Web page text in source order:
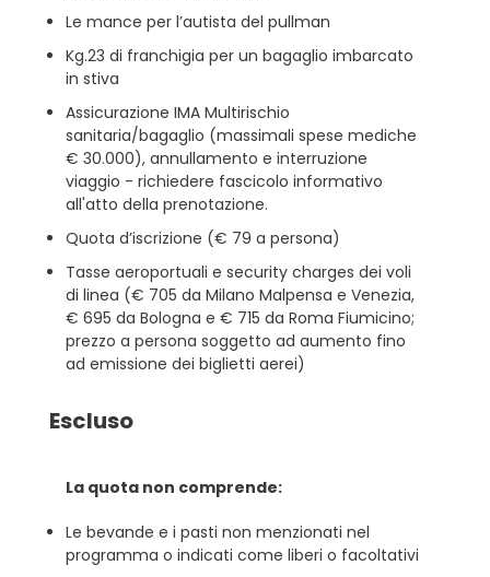
Le mance per l’autista del pullman
Kg.23 di franchigia per un bagaglio imbarcato
in stiva
Assicurazione IMA Multirischio
sanitaria/bagaglio (massimali spese mediche
€ 30.000), annullamento e interruzione
viaggio - richiedere fascicolo informativo
all'atto della prenotazione.
Quota d’iscrizione (€ 79 a persona)
Tasse aeroportuali e security charges dei voli
di linea (€ 705 da Milano Malpensa e Venezia,
€ 695 da Bologna e € 715 da Roma Fiumicino;
prezzo a persona soggetto ad aumento fino
ad emissione dei biglietti aerei)
Escluso
La quota non comprende:
Le bevande e i pasti non menzionati nel
programma o indicati come liberi o facoltativi